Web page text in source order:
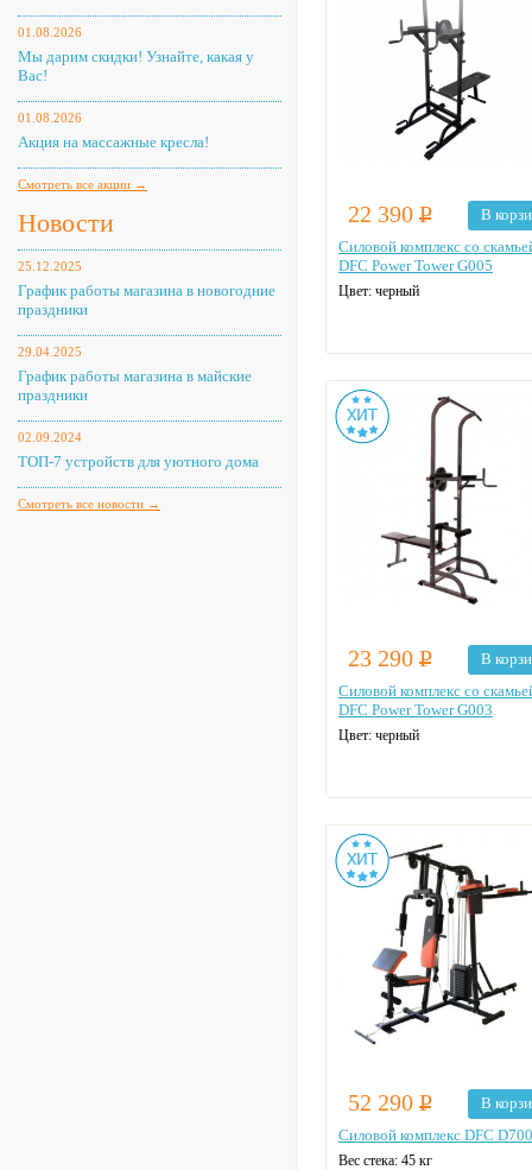
01.08.2026
Мы дарим скидки! Узнайте, какая у
Вас!
01.08.2026
Акция на массажные кресла!
Смотреть все акции →
Новости
25.12.2025
График работы магазина в новогодние
праздники
29.04.2025
График работы магазина в майские
праздники
02.09.2024
ТОП-7 устройств для уютного дома
Смотреть все новости →
22 390 Р
В
Силовой комплекс со
DFC Power Tower G005
Цвет: черный
23 290 Р
В
Силовой комплекс со
DFC Power Tower G003
Цвет: черный
52 290 Р
В
Силовой комплекс DFC
Вес стека: 45 кг